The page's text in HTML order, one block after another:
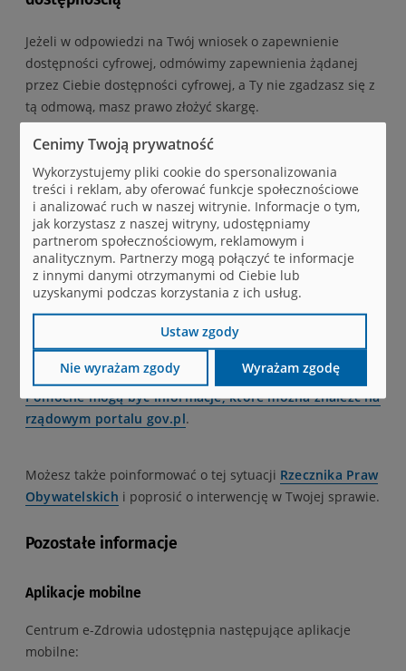
Jeżeli w odpowiedzi na Twój wniosek o zapewnienie
dostępności cyfrowej, odmówimy zapewnienia żądanej
przez Ciebie dostępności cyfrowej, a Ty nie zgadzasz się z
tą odmową, masz prawo złożyć skargę.
Skargę masz prawo złożyć także, jeśli nie zgadzasz się na
skorzystanie z alternatywnego sposobu dostępu, który
zaproponowaliśmy Ci w odpowiedzi na Twój wniosek o
zapewnienie dostępności cyfrowej.
Ewentualną skargę złóż listownie lub mailem do
kierownictwa naszego podmiotu:
Centrum e-Zdrowia
Adres: ul. Stanisława Dubois 5A, 00-184 Warszawa
e-mail:
biuro@cez.gov.pl
Pomocne mogą być informacje, które można znaleźć na
rządowym portalu gov.pl.
Możesz także poinformować o tej sytuacji Rzecznika Praw
Obywatelskich i poprosić o interwencję w Twojej sprawie.
Pozostałe informacje
Aplikacje mobilne
Centrum e-Zdrowia udostępnia następujące aplikacje
mobilne:
Cenimy Twoją prywatność
Wykorzystujemy pliki cookie do spersonalizowania
treści i reklam, aby oferować funkcje społecznościowe
i analizować ruch w naszej witrynie. Informacje o tym,
jak korzystasz z naszej witryny, udostępniamy
partnerom społecznościowym, reklamowym i
analitycznym. Partnerzy mogą połączyć te informacje
z innymi danymi otrzymanymi od Ciebie lub
uzyskanymi podczas korzystania z ich usług.
Ustaw zgody
Nie wyrażam zgody Wyrażam zgodę